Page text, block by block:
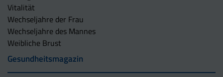
Vitalität
Wechseljahre der Frau
Wechseljahre des Mannes
Weibliche Brust
Gesundheitsmagazin